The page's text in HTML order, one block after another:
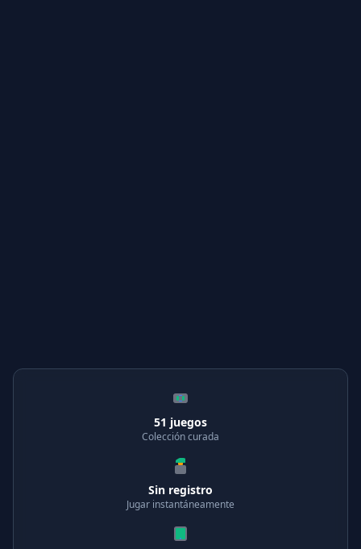
51 juegos
Colección curada
Sin registro
Jugar instantáneamente